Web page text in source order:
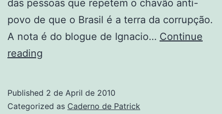
das pessoas que repetem o chavão anti-
povo de que o Brasil é a terra da corrupção.
A nota é do blogue de Ignacio… Continue
reading
Published 2 de April de 2010
Categorized as Caderno de Patrick